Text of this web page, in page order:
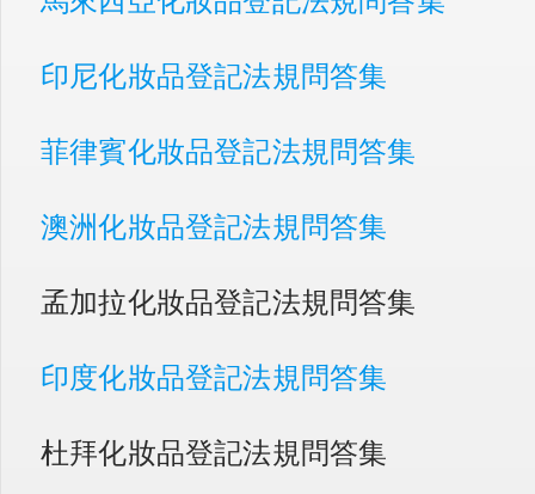
印尼化妝品登記法規問答集
菲律賓化妝品登記法規問答集
澳洲化妝品登記法規問答集
孟加拉化妝品登記法規問答集
印度化妝品登記法規問答集
杜拜化妝品登記法規問答集